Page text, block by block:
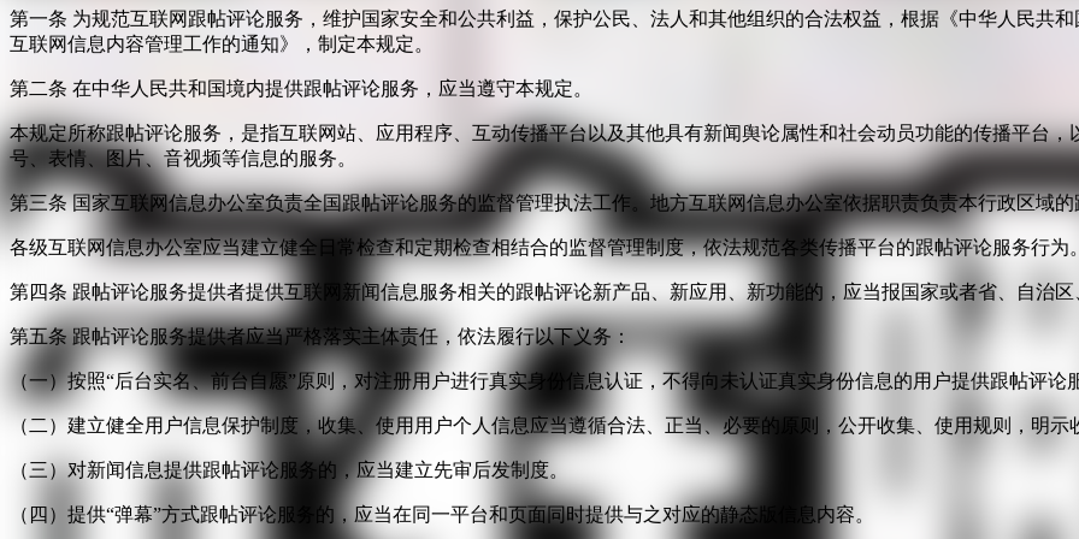
第一条 为规范互联网跟帖评论服务，维护国家安全和公共利益，保护公民、法人和其他组织的合法权益，根据《中华人民共
互联网信息内容管理工作的通知》，制定本规定。
第二条 在中华人民共和国境内提供跟帖评论服务，应当遵守本规定。
本规定所称跟帖评论服务，是指互联网站、应用程序、互动传播平台以及其他具有新闻舆论属性和社会动员功能的传播平台
号、表情、图片、音视频等信息的服务。
第三条 国家互联网信息办公室负责全国跟帖评论服务的监督管理执法工作。地方互联网信息办公室依据职责负责本行政区域
各级互联网信息办公室应当建立健全日常检查和定期检查相结合的监督管理制度，依法规范各类传播平台的跟帖评论服务行为
第四条 跟帖评论服务提供者提供互联网新闻信息服务相关的跟帖评论新产品、新应用、新功能的，应当报国家或者省、自治
第五条 跟帖评论服务提供者应当严格落实主体责任，依法履行以下义务：
（一）按照“后台实名、前台自愿”原则，对注册用户进行真实身份信息认证，不得向未认证真实身份信息的用户提供跟帖评论
（二）建立健全用户信息保护制度，收集、使用用户个人信息应当遵循合法、正当、必要的原则，公开收集、使用规则，明
（三）对新闻信息提供跟帖评论服务的，应当建立先审后发制度。
（四）提供“弹幕”方式跟帖评论服务的，应当在同一平台和页面同时提供与之对应的静态版信息内容。